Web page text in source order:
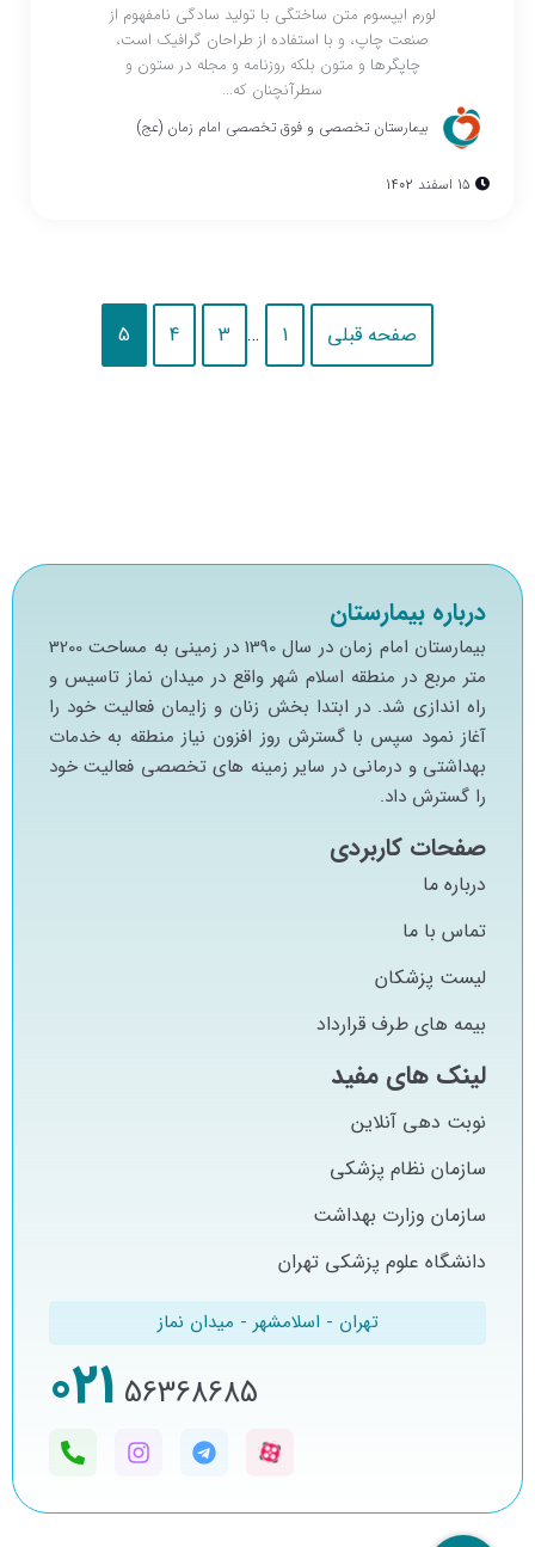
لورم ایپسوم متن ساختگی با تولید سادگی نامفهوم از
صنعت چاپ، و با استفاده از طراحان گرافیک است،
چاپگرها و متون بلکه روزنامه و مجله در ستون و
سطرآنچنان که...
بیمارستان تخصصی و فوق تخصصی امام زمان (عج)
15 اسفند 1402
صفحه قبلی 1
…
3
4
5
درباره بیمارستان
بيمارستان امام زمان در سال 1390 در زميني به مساحت 3200
متر مربع در منطقه اسلام شهر واقع در ميدان نماز تاسيس و
راه اندازي شد. در ابتدا بخش زنان و زايمان فعاليت خود را
آغاز نمود سپس با گسترش روز افزون نياز منطقه به خدمات
بهداشتي و درماني در ساير زمينه هاي تخصصي فعاليت خود
را گسترش داد.
صفحات کاربردی
درباره ما
تماس با ما
لیست پزشکان
بیمه های طرف قرارداد
لینک های مفید
نوبت دهی آنلاین
سازمان نظام پزشکی
سازمان وزارت بهداشت
دانشگاه علوم پزشکی تهران
تهران - اسلامشهر - میدان نماز
56368685
021